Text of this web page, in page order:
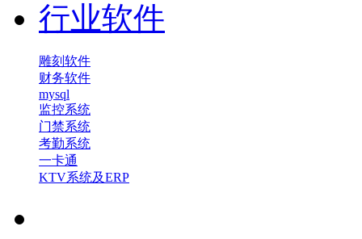
行业软件
雕刻软件
财务软件
mysql
监控系统
门禁系统
考勤系统
一卡通
KTV系统及ERP